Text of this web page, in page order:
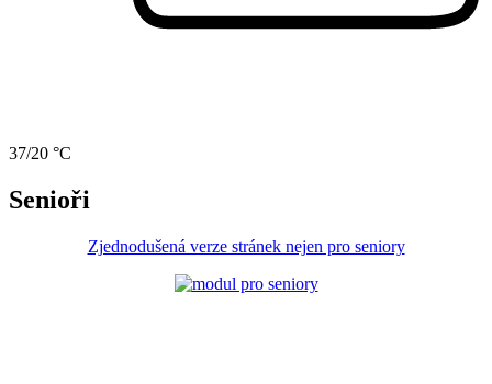
37/20 °C
Senioři
Zjednodušená verze stránek nejen pro seniory